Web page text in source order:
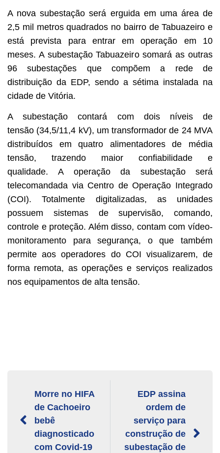
A nova subestação será erguida em uma área de
2,5 mil metros quadrados no bairro de Tabuazeiro e
está prevista para entrar em operação em 10
meses. A subestação Tabuazeiro somará as outras
96 subestações que compõem a rede de
distribuição da EDP, sendo a sétima instalada na
cidade de Vitória.
A subestação contará com dois níveis de
tensão (34,5/11,4 kV), um transformador de 24 MVA
distribuídos em quatro alimentadores de média
tensão, trazendo maior confiabilidade e
qualidade. A operação da subestação será
telecomandada via Centro de Operação Integrado
(COI). Totalmente digitalizadas, as unidades
possuem sistemas de supervisão, comando,
controle e proteção. Além disso, contam com vídeo-
monitoramento para segurança, o que também
permite aos operadores do COI visualizarem, de
forma remota, as operações e serviços realizados
nos equipamentos de alta tensão.
Morre no HIFA
de Cachoeiro
bebê
diagnosticado
com Covid-19
EDP assina
ordem de
serviço para
construção de
subestação de